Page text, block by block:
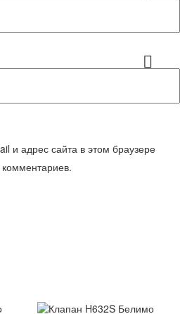
и адрес сайта в этом браузере